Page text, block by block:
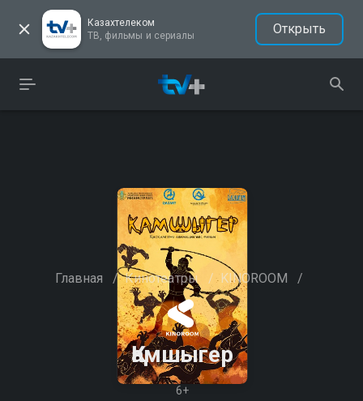
Казахтелеком
ТВ, фильмы и сериалы
Открыть
Главная / Кинотеатры / KINOROOM /
Қамшыгер
6+